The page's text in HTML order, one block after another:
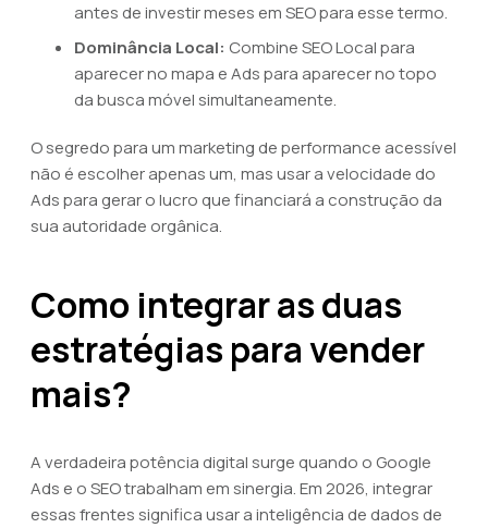
antes de investir meses em SEO para esse termo.
Dominância Local: Combine SEO Local para
aparecer no mapa e Ads para aparecer no topo
da busca móvel simultaneamente.
O segredo para um marketing de performance acessível
não é escolher apenas um, mas usar a velocidade do
Ads para gerar o lucro que financiará a construção da
sua autoridade orgânica.
Como integrar as duas
estratégias para vender
mais?
A verdadeira potência digital surge quando o Google
Ads e o SEO trabalham em sinergia. Em 2026, integrar
essas frentes significa usar a inteligência de dados de